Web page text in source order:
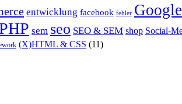
entwicklung facebook fehler Google
sem seo SEO & SEM shop Social-
(X)HTML & CSS (11)